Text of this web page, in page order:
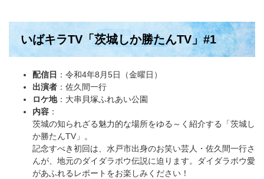
いばキラTV「茨城しか勝たんTV」#1
配信日 ：令和4年8月5日（金曜日）
出演者 ：佐久間一行
ロケ地：大串貝塚ふれあい公園
内容 ：
茨城の知られざる魅力的な場所をゆる～く紹介する「茨城し
か勝たんTV」。
記念すべき初回は、水戸市出身のお笑い芸人・佐久間一行さ
んが、地元のダイダラボウ伝説に迫ります。ダイダラボウ愛
があふれるレポートをお楽しみください！